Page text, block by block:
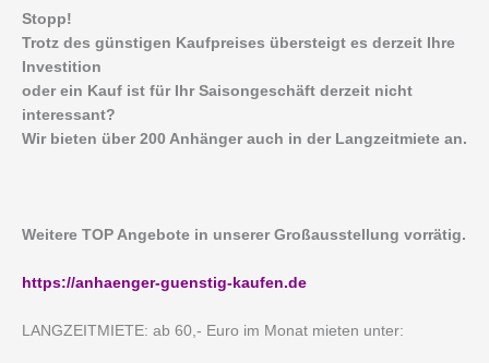
Stopp!
Trotz des günstigen Kaufpreises übersteigt es derzeit Ihre
Investition
oder ein Kauf ist für Ihr Saisongeschäft derzeit nicht
interessant?
Wir bieten über 200 Anhänger auch in der Langzeitmiete an.
Weitere TOP Angebote in unserer Großausstellung vorrätig.
https://anhaenger-guenstig-kaufen.de
LANGZEITMIETE: ab 60,- Euro im Monat mieten unter: